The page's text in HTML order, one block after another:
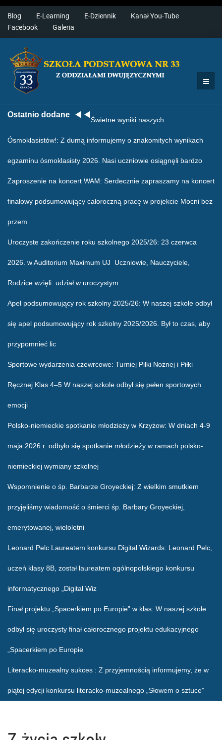
Blog E-Learning E-Dziennik
Kanał You-Tube
Facebook
Galeria
Ostatnio dodane
Świetne wyniki naszych
Ósmoklasistów!: Z dumą informujemy o znakomitych wynikach
egzaminu ósmoklasisty 2026. Nasi uczniowie osiągnęli bardzo
Zaproszenie na koncert WAM: Serdecznie zapraszamy na koncert
finałowy podsumowujący całoroczną pracę w projekcie Mocni bez
przem
Uroczyste zakończenie roku szkolnego 2025/26: 23 czerwca
2026. w Auditorium Maximum UJ Uczniowie, Nauczyciele,
Rodzice wzięli udział w uroczystym
Apel podsumowujący rok szkolny 2025/26: W naszej szkole odbył
się apel podsumowujący rok szkolny 2025/2026. Był to czas, aby
przypomnieć lic
Sportowe wydarzenia czewrcowe: Turniej Piłki Nożnej i Piłki
Ręcznej Klas 4–5 W naszej szkole odbył się pełen sportowych
emocji
Polsko-niemieckie spotkanie młodzieży w Krzyżow: W dniach 4-9
maja 2026 r. odbyło się spotkanie młodzieży w ramach polsko-
niemieckiej wymiany szkolnej
Wspomnienie o śp. Barbarze Groyeckiej: Z wielkim smutkiem
przyjęliśmy wiadomość o śmierci śp. Barbary Groyeckiej,
emerytowanej, wieloletni
Leonard Pelc Laureatem konkursu Digital Wizards: Leonard Pelc,
uczeń klasy 8B, został laureatem ogólnopolskiego konkursu
informatycznego „Digital Wiz
Finał projektu „Spacerkiem po Europie” w klas: W naszej szkole
odbył się uroczysty finał całorocznego projektu edukacyjnego
„Spacerkiem po Europie
Literacko-muzealny sukces : Z przyjemnością informujemy, że w
piątej edycji konkursu literacko-muzealnego „Słowem o sztuce”